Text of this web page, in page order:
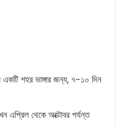
শহর ভাঙ্গার জন্য, ৭-১০ দিন
এপ্রিল থেকে অক্টোবর পর্যন্ত